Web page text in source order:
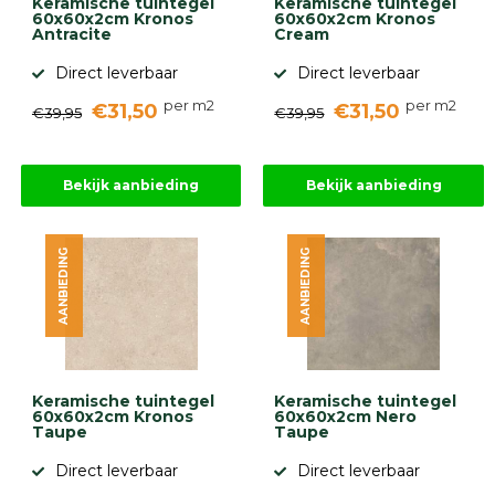
60x60x2cm Kronos
Antracite
Direct leverbaar
€39,95 €31,50 per m2
Bekijk aanbieding
60x60x2cm Kronos
Cream
Direct leverbaar
€39,95 €31,50 per m2
Bekijk aanbieding
Keramische tuintegel
60x60x2cm Kronos
Taupe
Direct leverbaar
AANBIEDING
Keramische tuintegel
60x60x2cm Nero
Taupe
Direct leverbaar
AANBIEDING